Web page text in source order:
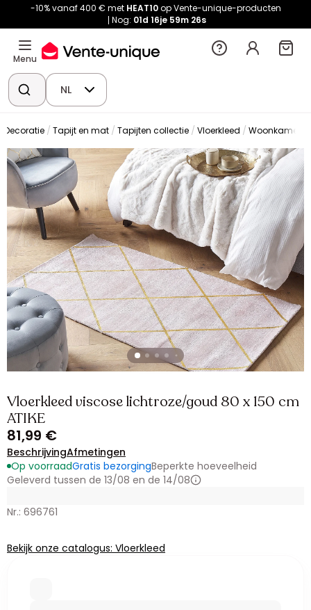
-10% vanaf 400 € met HEAT10op Vente-unique-producten
Nog: 01d 16je 59m 25s
Menu
NL
Decoratie Tapijt en mat Tapijten collectie Vloerkleed
Vloerkleed viscose lichtroze/goud 80 x 150 cm
ATIKE
81,99 €
BeschrijvingAfmetingen
Op voorraadGratis bezorgingBeperkte hoeveelheid
Geleverd tussen de 13/08 en de 14/08
Nr.: 696761
Bekijk onze catalogus: Vloerkleed